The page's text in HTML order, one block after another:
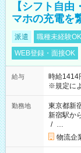
【シフト自
マホの充電を
派遣 職種未経験OK
WEB登録・面接OK
給与
時給
※規定に
勤務地
東京都新
新宿駅か
/ …
物流企